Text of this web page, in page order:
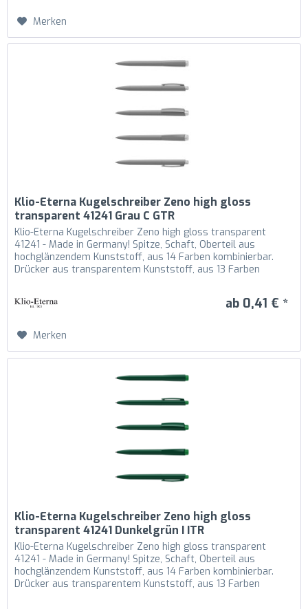
Merken
Klio-Eterna Kugelschreiber Zeno high gloss
transparent 41241 Grau C GTR
Klio-Eterna Kugelschreiber Zeno high gloss transparent
41241 - Made in Germany! Spitze, Schaft, Oberteil aus
hochglänzendem Kunststoff, aus 14 Farben kombinierbar.
Drücker aus transparentem Kunststoff, aus 13 Farben
ab 0,41 € *
Merken
Klio-Eterna Kugelschreiber Zeno high gloss
transparent 41241 Dunkelgrün I ITR
Klio-Eterna Kugelschreiber Zeno high gloss transparent
41241 - Made in Germany! Spitze, Schaft, Oberteil aus
hochglänzendem Kunststoff, aus 14 Farben kombinierbar.
Drücker aus transparentem Kunststoff, aus 13 Farben